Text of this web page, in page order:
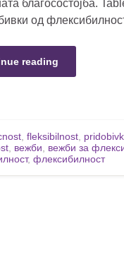
благосостојба.
од
reading
fleksibilnost
вежби вежби за
, флексибилност